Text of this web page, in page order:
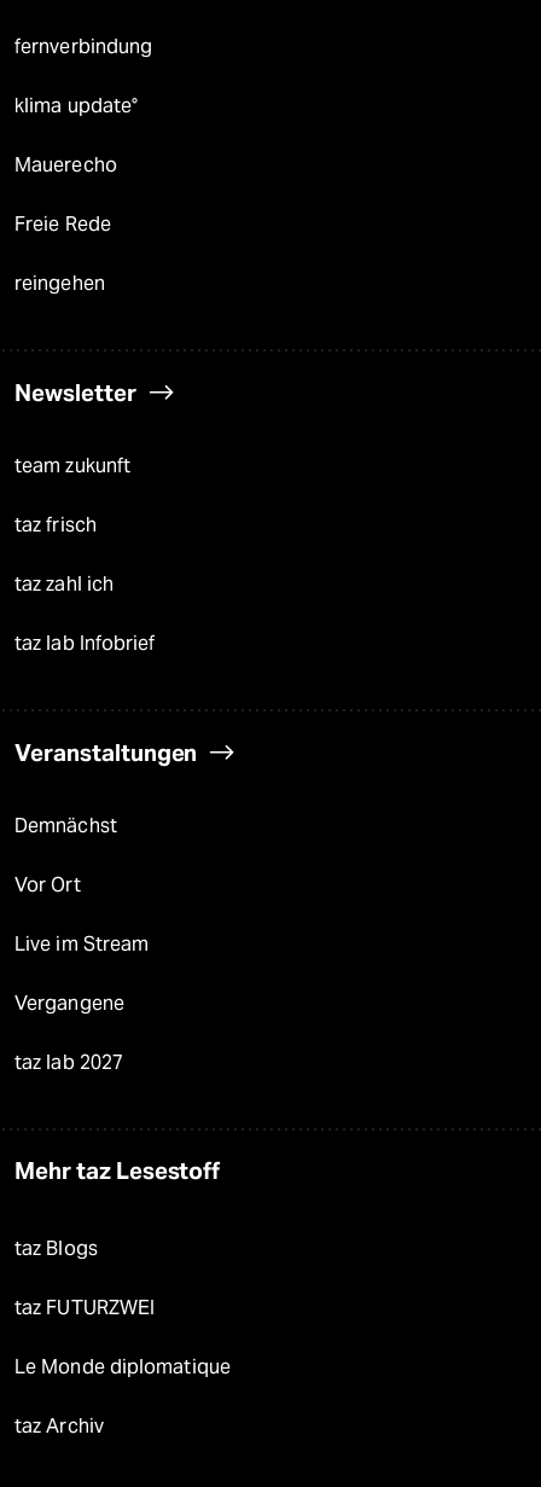
fernverbindung
klima update°
Mauerecho
Freie Rede
reingehen
Newsletter
team zukunft
taz frisch
taz zahl ich
taz lab Infobrief
Veranstaltungen
Demnächst
Vor Ort
Live im Stream
Vergangene
taz lab 2027
Mehr taz Lesestoff
taz Blogs
taz FUTURZWEI
Le Monde diplomatique
taz Archiv